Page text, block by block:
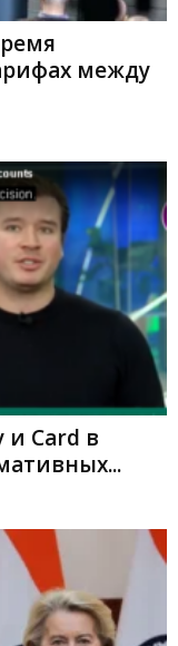
между
и Card в